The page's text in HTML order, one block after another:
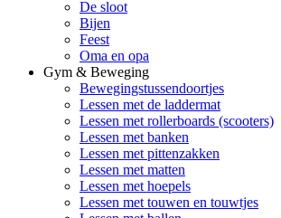
De sloot
Bijen
Feest
Oma en opa
Gym & Beweging
Bewegingstussendoortjes
Lessen met de laddermat
Lessen met rollerboards (scooters)
Lessen met banken
Lessen met pittenzakken
Lessen met matten
Lessen met hoepels
Lessen met touwen en touwtjes